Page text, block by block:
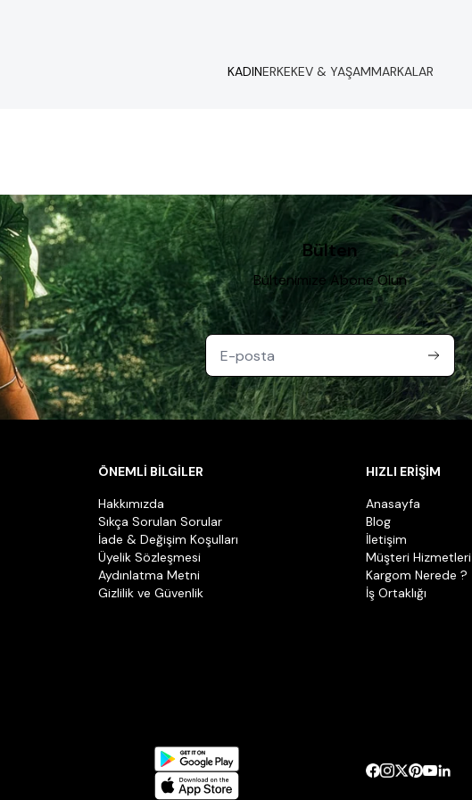
KADINERKEKEV & YAŞAMMARKALAR
Bülten
Bültenimize Abone Olun
ÖNEMLİ BİLGİLER
Hakkımızda
Sıkça Sorulan Sorular
İade & Değişim Koşulları
Üyelik Sözleşmesi
Aydınlatma Metni
Gizlilik ve Güvenlik
HIZLI ERİŞİM
Anasayfa
Blog
İletişim
Müşteri Hizmetleri
Kargom Nerede ?
İş Ortaklığı